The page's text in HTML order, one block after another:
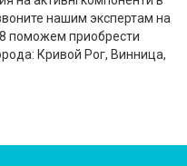
нашим экспертам на
поможем приобрести
Кривой Рог, Винница,